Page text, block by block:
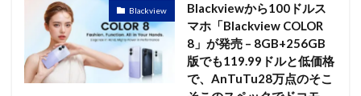
Blackview
Blackviewから100ドルス
マホ「Blackview COLOR
8」が発売 – 8GB+256GB
版でも119.99ドルと低価格
で、AnTuTu28万点のそこ